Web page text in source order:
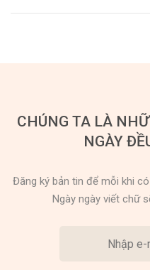
CHÚNG TA LÀ
NGÀY
Đăng ký bản tin để mỗi khi
Ngày ngày viết chữ